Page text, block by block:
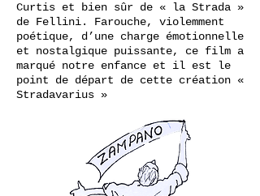
Curtis et bien sûr de « la Strada »
de Fellini. Farouche, violemment
poétique, d’une charge émotionnelle
et nostalgique puissante, ce film a
marqué notre enfance et il est le
point de départ de cette création «
Stradavarius »